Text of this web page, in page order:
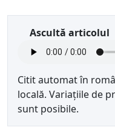
Ascultă articolul
Citit automat în
locală. Variațiile de
sunt posibile.